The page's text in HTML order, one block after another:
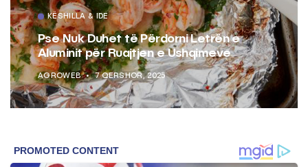
KËSHILLA & IDE
Pse Nuk Duhet të Përdorni Letrën e
Aluminit për Ruajtjen e Ushqimeve
AGROWEB 7 QERSHOR, 2025